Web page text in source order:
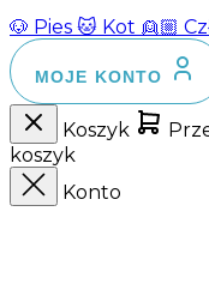
🐶 Pies 🐱 Kot 👱🏼
MOJE KONTO
Koszyk
koszyk
Konto